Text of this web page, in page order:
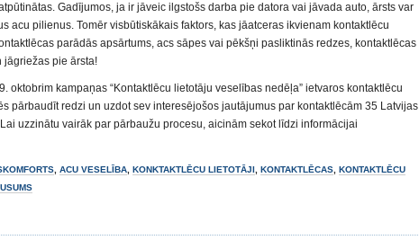
Gadījumos, ja ir jāveic ilgstošs darba pie datora vai jāvada auto, ārsts var
acu pilienus. Tomēr visbūtiskākais faktors, kas jāatceras ikvienam kontaktlēcu
parādās apsārtums, acs sāpes vai pēkšņi pasliktinās redzes, kontaktlēcas
jāgriežas pie ārsta!
oktobrim kampaņas “Kontaktlēcu lietotāju veselības nedēļa” ietvaros kontaktlēcu
pārbaudīt redzi un uzdot sev interesējošos jautājumus par kontaktlēcām 35 Latvijas
uzzinātu vairāk par pārbaužu procesu, aicinām sekot līdzi informācijai
ACU VESELĪBA KONKTAKTLĒCU LIETOTĀJI KONTAKTLĒCAS KONTAKTLĒCU